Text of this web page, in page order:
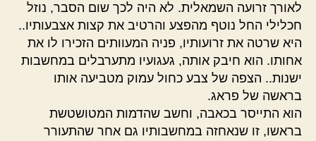
לאורך זרועה השמאלית. לא היה לכך שום הסבר, נוזל
חכלילי החל נוטף מהפצע והרטיב את קצות אצבעותיו..
היא שרטה את זרועותיו, פניה המעוותים הזכירו לו את
אחותו. הוא חיבק אותה, געגועיו מתערבלים במחשבות
ישנות.. הצפה של צבע כחול עמוק מטביעה אותו
בראשה של פראג.
הוא התייסר בכאבה, וחשב שהדמות המטושטשת
בראשו, זו שנאחזה במחשבותיו גם אחר שהתעורר